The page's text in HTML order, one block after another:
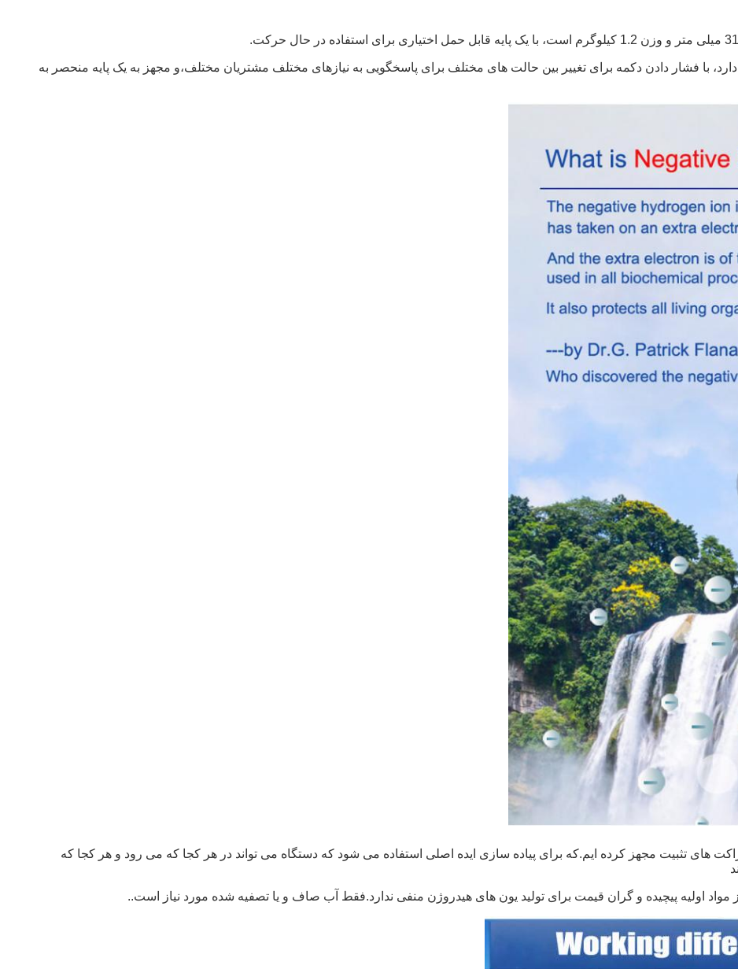
با فشار دادن دکمه برای تغییر بین حالت های مختلف برای پاسخگویی به نیازهای مختلف مشتریان مختلف،و مجهز به یک پایه منحصر به
های تثبیت مجهز کرده ایم.که برای پیاده سازی ایده اصلی استفاده می شود که دستگاه می تواند در هر کجا که می رود و هر کجا که
مواد اولیه پیچیده و گران قیمت برای تولید یون های هیدروژن منفی ندارد.فقط آب صاف و یا تصفیه شده مورد نیاز است..